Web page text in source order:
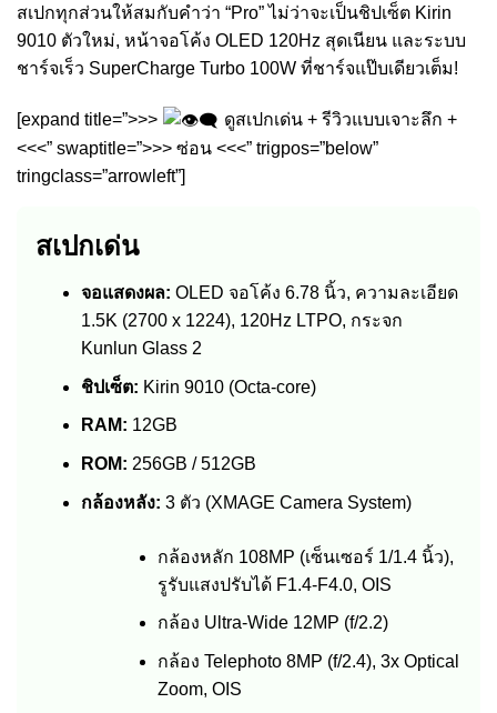
สเปกทุกส่วนให้สมกับคำว่า “Pro” ไม่ว่าจะเป็นชิปเซ็ต Kirin
9010 ตัวใหม่, หน้าจอโค้ง OLED 120Hz สุดเนียน และระบบ
ชาร์จเร็ว SuperCharge Turbo 100W ที่ชาร์จแป๊บเดียวเต็ม!
[expand title=”>>>
ดูสเปกเด่น + รีวิวแบบเจาะลึก +
<<<” swaptitle=”>>> ซ่อน <<<” trigpos=”below”
tringclass=”arrowleft”]
สเปกเด่น
จอแสดงผล: OLED จอโค้ง 6.78 นิ้ว, ความละเอียด
1.5K (2700 x 1224), 120Hz LTPO, กระจก
Kunlun Glass 2
ชิปเซ็ต: Kirin 9010 (Octa-core)
RAM: 12GB
ROM: 256GB / 512GB
กล้องหลัง: 3 ตัว (XMAGE Camera System)
กล้องหลัก 108MP (เซ็นเซอร์ 1/1.4 นิ้ว),
รูรับแสงปรับได้ F1.4-F4.0, OIS
กล้อง Ultra-Wide 12MP (f/2.2)
กล้อง Telephoto 8MP (f/2.4), 3x Optical
Zoom, OIS